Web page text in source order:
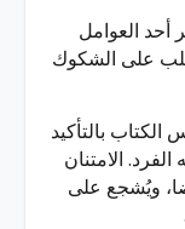
أحد العوامل
على الشكوك
بالتأكيد
الامتنان
ويُشجع على